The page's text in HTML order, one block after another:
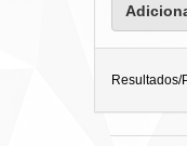
Resultados/